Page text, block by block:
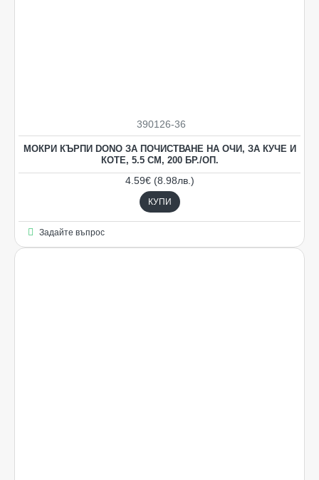
390126-36
МОКРИ КЪРПИ DONO ЗА ПОЧИСТВАНЕ НА ОЧИ, ЗА КУЧЕ И
КОТЕ, 5.5 СМ, 200 БР./OП.
4.59€ (8.98лв.)
КУПИ
Задайте въпрос